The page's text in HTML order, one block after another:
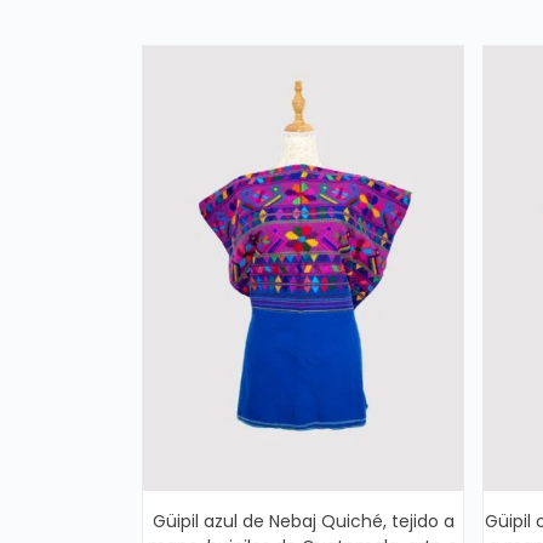
Güipil azul de Nebaj Quiché, tejido a
Güipil